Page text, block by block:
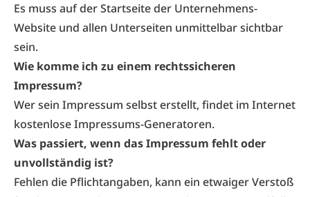
Es muss auf der Startseite der Unternehmens-
Website und allen Unterseiten unmittelbar sichtbar
sein.
Wie komme ich zu einem rechtssicheren
Impressum?
Wer sein Impressum selbst erstellt, findet im Internet
kostenlose Impressums-Generatoren.
Was passiert, wenn das Impressum fehlt oder
unvollständig ist?
Fehlen die Pflichtangaben, kann ein etwaiger Verstoß